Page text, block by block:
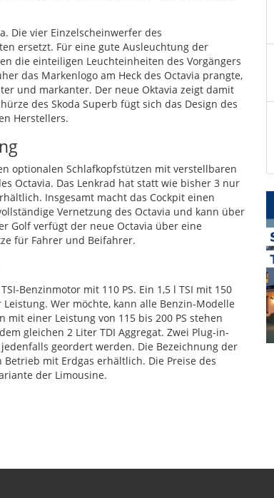
Die vier Einzelscheinwerfer des
ersetzt. Für eine gute Ausleuchtung der
die einteiligen Leuchteinheiten des Vorgängers
das Markenlogo am Heck des Octavia prangte,
und markanter. Der neue Oktavia zeigt damit
des Skoda Superb fügt sich das Design des
Herstellers.
optionalen Schlafkopfstützen mit verstellbaren
Octavia. Das Lenkrad hat statt wie bisher 3 nur
Insgesamt macht das Cockpit einen
Vernetzung des Octavia und kann über
Golf verfügt der neue Octavia über eine
für Fahrer und Beifahrer.
TSI-Benzinmotor mit 110 PS. Ein 1,5 l TSI mit 150
Wer möchte, kann alle Benzin-Modelle
einer Leistung von 115 bis 200 PS stehen
gleichen 2 Liter TDI Aggregat. Zwei Plug-in-
geordert werden. Die Bezeichnung der
mit Erdgas erhältlich. Die Preise des
der Limousine.